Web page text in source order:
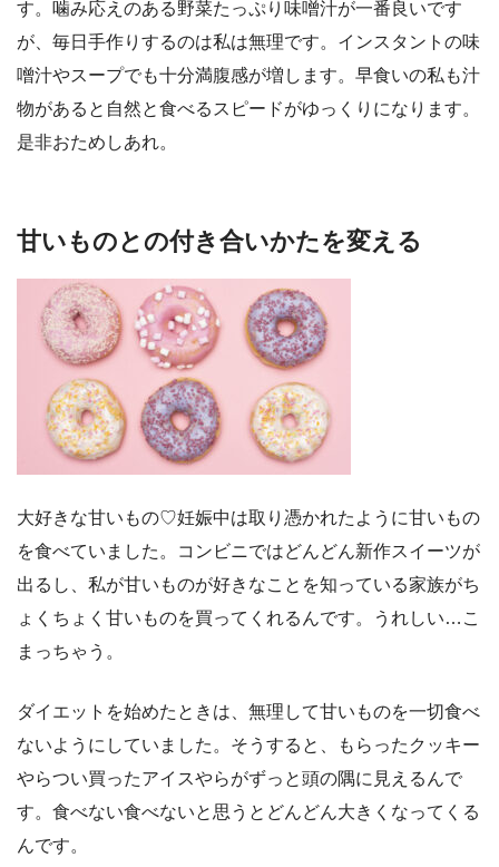
す。噛み応えのある野菜たっぷり味噌汁が一番良いです
が、毎日手作りするのは私は無理です。インスタントの味
噌汁やスープでも十分満腹感が増します。早食いの私も汁
物があると自然と食べるスピードがゆっくりになります。
是非おためしあれ。
甘いものとの付き合いかたを変える
大好きな甘いもの♡妊娠中は取り憑かれたように甘いもの
を食べていました。コンビニではどんどん新作スイーツが
出るし、私が甘いものが好きなことを知っている家族がち
ょくちょく甘いものを買ってくれるんです。うれしい…こ
まっちゃう。
ダイエットを始めたときは、無理して甘いものを一切食べ
ないようにしていました。そうすると、もらったクッキー
やらつい買ったアイスやらがずっと頭の隅に見えるんで
す。食べない食べないと思うとどんどん大きくなってくる
んです。